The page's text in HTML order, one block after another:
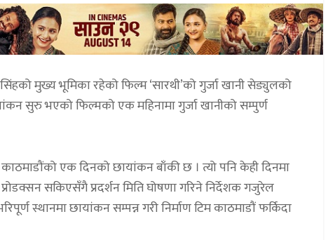
सिंहको मुख्य भूमिका रहेको फिल्म ‘सारथी’को गुर्जा खानी सेड्युलको
सुरु भएको फिल्मको एक महिनामा गुर्जा खानीको सम्पुर्ण
एक दिनको छायांकन बाँकी छ । त्यो पनि केही दिनमा
सकिएसँगै प्रदर्शन मिति घोषणा गरिने निर्देशक गजुरेल
स्थानमा छायांकन सम्पन्न गरी निर्माण टिम काठमाडौं फर्किदा